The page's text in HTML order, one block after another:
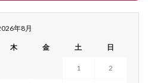
年8月
木 金 土 日
1 2